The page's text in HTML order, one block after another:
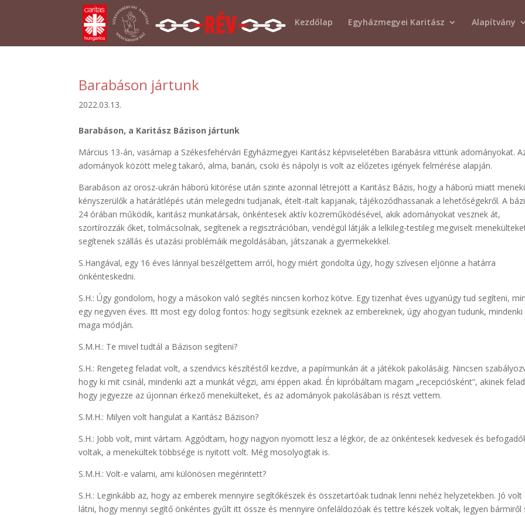
Kezdőlap Egyházmegyei Karitász Alapítvány
Barabáson jártunk
2022.03.13.
Barabáson, a Karitász Bázison jártunk
Március 13-án, vasárnap a Székesfehérvári Egyházmegyei Karitász képviseletében Barabásra vittünk adományokat.
adományok között meleg takaró, alma, banán, csoki és nápolyi is volt az előzetes igények felmérése alapján.
Barabáson az orosz-ukrán háború kitörése után szinte azonnal létrejött a Karitász Bázis, hogy a háború miatt
kényszerülők a határátlépés után melegedni tudjanak, ételt-italt kapjanak, tájékozódhassanak a lehetőségekről. A
24 órában működik, karitász munkatársak, önkéntesek aktív közreműködésével, akik adományokat vesznek át,
szortírozzák őket, tolmácsolnak, segítenek a regisztrációban, vendégül látják a lelkileg-testileg megviselt
segítenek szállás és utazási problémáik megoldásában, játszanak a gyermekekkel.
S.Hangával, egy 16 éves lánnyal beszélgettem arról, hogy miért gondolta úgy, hogy szívesen eljönne a határra
önkénteskedni.
S.H.: Úgy gondolom, hogy a másokon való segítés nincsen korhoz kötve. Egy tizenhat éves ugyanúgy tud segíteni,
egy negyven éves. Itt most egy dolog fontos: hogy segítsünk ezeknek az embereknek, úgy ahogyan tudunk, mindenki
maga módján.
S.M.H.: Te mivel tudtál a Bázison segíteni?
S.H.: Rengeteg feladat volt, a szendvics készítéstől kezdve, a papírmunkán át a játékok pakolásáig. Nincsen
hogy ki mit csinál, mindenki azt a munkát végzi, ami éppen akad. Én kipróbáltam magam „recepciósként”, akinek
hogy jegyezze az újonnan érkező menekülteket, és az adományok pakolásában is részt vettem.
S.M.H.: Milyen volt hangulat a Karitász Bázison?
S.H.: Jobb volt, mint vártam. Aggódtam, hogy nagyon nyomott lesz a légkör, de az önkéntesek kedvesek és
voltak, a menekültek többsége is nyitott volt. Még mosolyogtak is.
S.M.H.: Volt-e valami, ami különösen megérintett?
S.H.: Leginkább az, hogy az emberek mennyire segítőkészek és összetartóak tudnak lenni nehéz helyzetekben. Jó volt
látni, hogy mennyi segítő önkéntes gyűlt itt össze és mennyire önfeláldozóak és tettre készek voltak, legyen bármiről